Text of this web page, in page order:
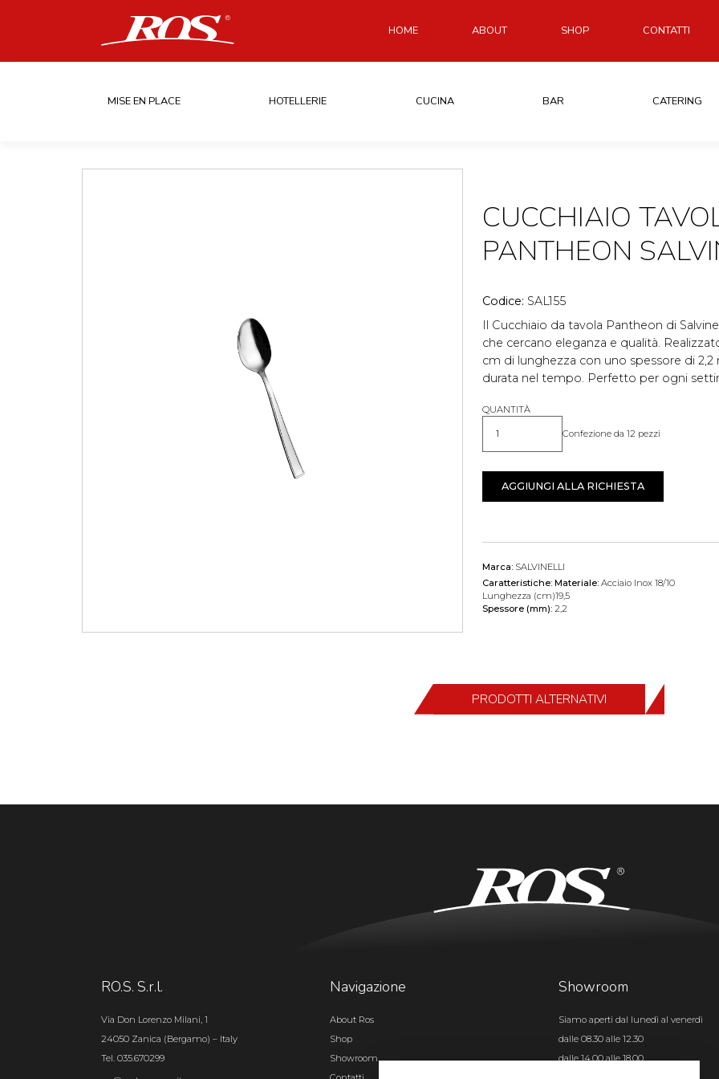
HOME ABOUT SHOP CONTATTI
MISE EN PLACE HOTELLERIE CUCINA BAR CATERING
CUCCHIAIO
PANTHEON
Codice: SAL155
Il Cucchiaio da tavola Pantheon di
che cercano eleganza e qualità.
cm di lunghezza con uno spessore di
durata nel tempo. Perfetto per ogni
QUANTITÀ
Quantità Confezione da 12 pezzi
AGGIUNGI ALLA RICHIESTA
Marca: SALVINELLI
Caratteristiche: Materiale: Acciaio Inox 18/10
Lunghezza (cm)19,5
Spessore (mm): 2,2
PRODOTTI ALTERNATIVI
RO.S. S.r.l.
Via Don Lorenzo Milani, 1
24050 Zanica (Bergamo) – Italy
Tel. 035.670299
Navigazione
About Ros
Shop
Showroom
Showroom
Siamo aperti dal lunedì al venerdì
dalle 08.30 alle 12.30
dalle 14.00 alle 18.00